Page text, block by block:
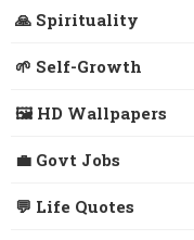
🙏 Spirituality
🌱 Self-Growth
🖼️ HD Wallpapers
💼 Govt Jobs
💬 Life Quotes